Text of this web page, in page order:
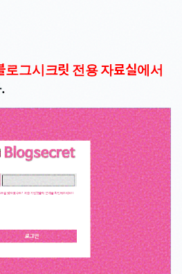
로그시크릿 전용 자료실에서